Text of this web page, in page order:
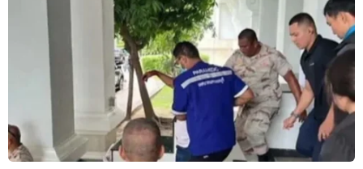
Lãnh đạo các tỉnh, thành phố và doanh nghiệp du lịch
cả nước nhằm trao đổi, thảo luận, đề xuất giải pháp
phục hồi du lịch quốc tế, phát triển du lịch MICE và thúc
đẩy phát triển du lịch bền vững.